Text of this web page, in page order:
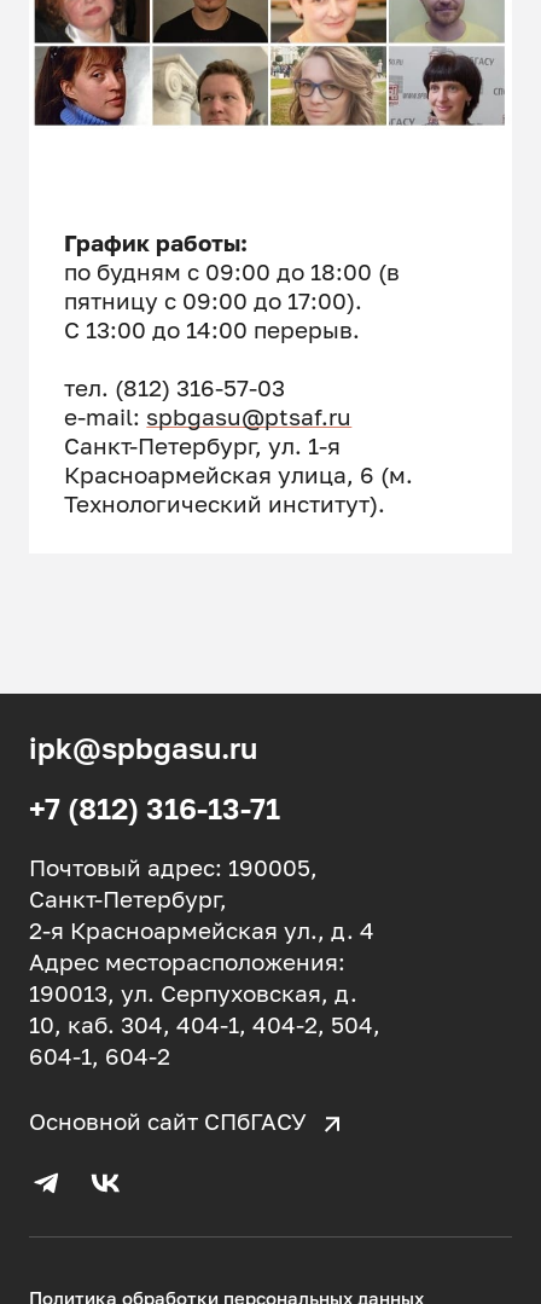
График работы:
по будням с 09:00 до 18:00 (в
пятницу с 09:00 до 17:00).
С 13:00 до 14:00 перерыв.
тел. (812) 316-57-03
e-mail: spbgasu@ptsaf.ru
Санкт-Петербург, ул. 1-я
Красноармейская улица, 6 (м.
Технологический институт).
ipk@spbgasu.ru
+7 (812) 316-13-71
Почтовый адрес: 190005,
Санкт-Петербург,
2-я Красноармейская ул., д. 4
Адрес месторасположения:
190013, ул. Серпуховская, д.
10, каб. 304, 404-1, 404-2, 504,
604-1, 604-2
Основной сайт СПбГАСУ
Политика обработки персональных данных